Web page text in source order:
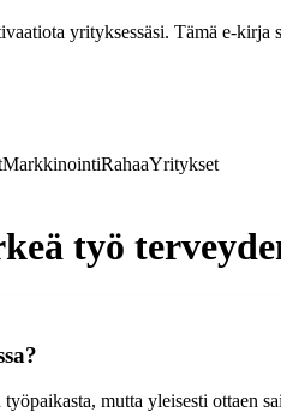
yrityksessäsi. Tämä e-
MarkkinointiRahaaYritykset
työ
mutta yleisesti ottaen